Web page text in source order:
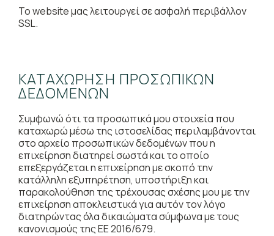
Το website μας λειτουργεί σε ασφαλή περιβάλλον
SSL.
ΚΑΤΑΧΏΡΗΣΗ ΠΡΟΣΩΠΙΚΏΝ
ΔΕΔΟΜΈΝΩΝ
Συμφωνώ ότι τα προσωπικά μου στοιχεία που
καταχωρώ μέσω της ιστοσελίδας περιλαμβάνονται
στο αρχείο προσωπικών δεδομένων που η
επιχείρηση διατηρεί σωστά και το οποίο
επεξεργάζεται η επιχείρηση με σκοπό την
κατάλληλη εξυπηρέτηση, υποστήριξη και
παρακολούθηση της τρέχουσας σχέσης μου με την
επιχείρηση αποκλειστικά για αυτόν τον λόγο
διατηρώντας όλα δικαιώματα σύμφωνα με τους
κανονισμούς της ΕΕ 2016/679.